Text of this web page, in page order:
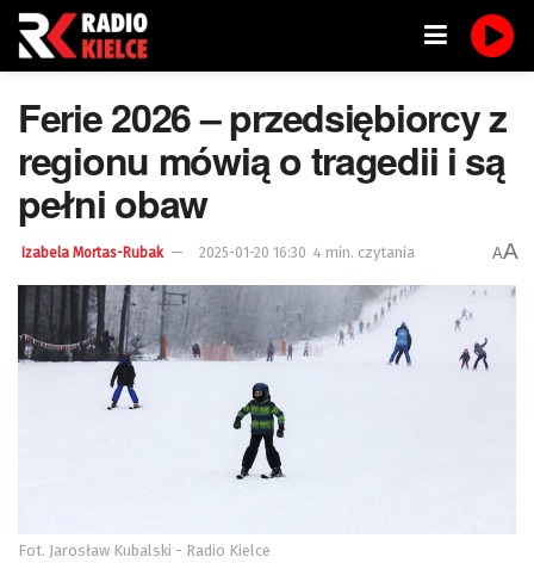
Ferie 2026 – przedsiębiorcy z
regionu mówią o tragedii i są
pełni obaw
Izabela Mortas-Rubak 2025-01-20 16:30 4 min. czytania AA
Fot. Jarosław Kubalski - Radio Kielce